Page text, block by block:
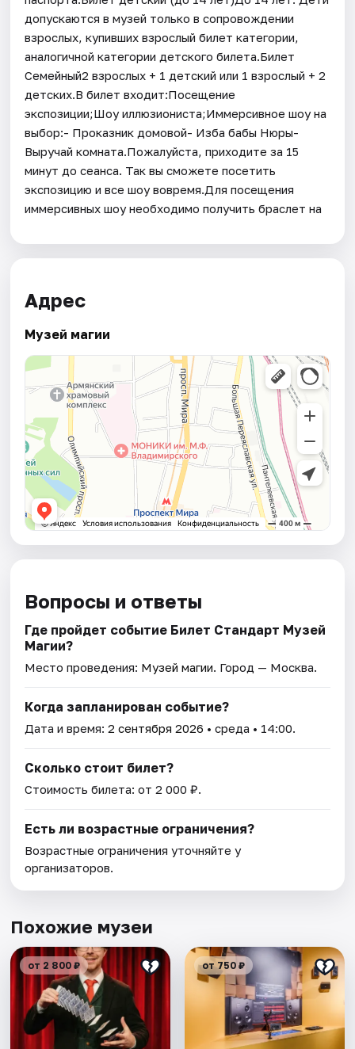
допускаются в музей только в сопровождении
взрослых, купивших взрослый билет категории,
аналогичной категории детского билета.Билет
Семейный2 взрослых + 1 детский или 1 взрослый + 2
детских.В билет входит:Посещение
экспозиции;Шоу иллюзиониста;Иммерсивное шоу на
выбор:- Проказник домовой- Изба бабы Нюры-
Выручай комната.Пожалуйста, приходите за 15
минут до сеанса. Так вы сможете посетить
экспозицию и все шоу вовремя.Для посещения
иммерсивных шоу необходимо получить браслет на
Адрес
Музей магии
Вопросы и ответы
Где пройдет событие Билет Стандарт Музей
Магии?
Место проведения: Музей магии. Город — Москва.
Когда запланирован событие?
Дата и время:2 сентября 2026 • среда • 14:00.
Сколько стоит билет?
Стоимость билета: от 2 000 ₽.
Есть ли возрастные ограничения?
Возрастные ограничения уточняйте у
организаторов.
Похожие музеи
от 2 800 ₽ от 750 ₽